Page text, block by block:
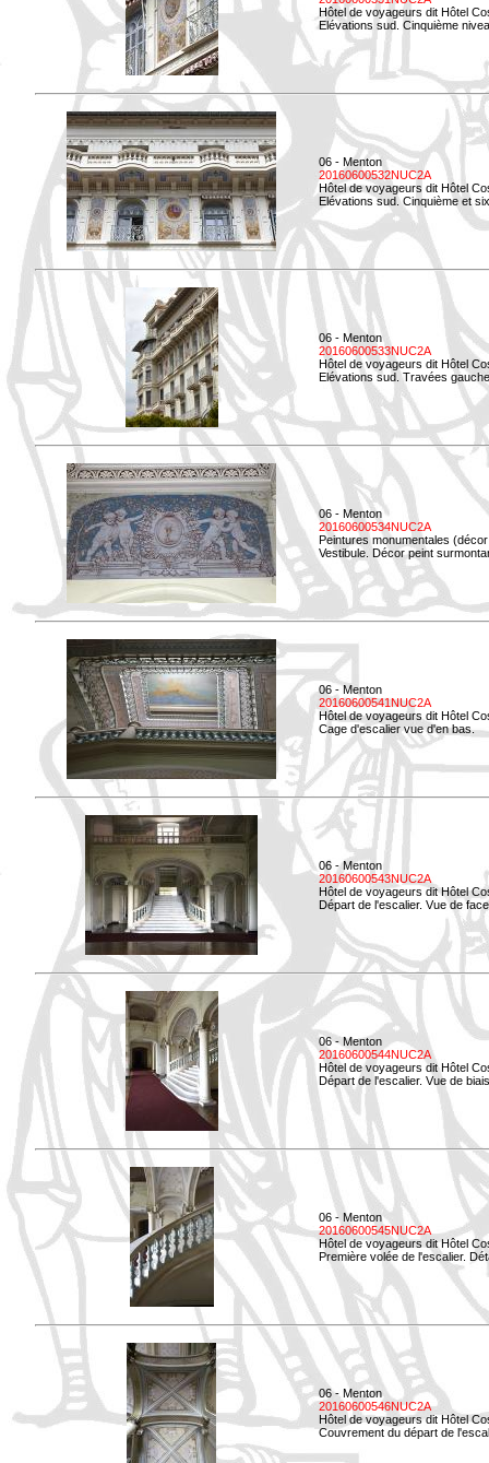
Hôtel de voyageurs dit Hôtel
Elévations sud. Cinquième
06 - Menton
20160600532NUC2A
Hôtel de voyageurs dit Hôtel
Elévations sud. Cinquième et
06 - Menton
20160600533NUC2A
Hôtel de voyageurs dit Hôtel
Elévations sud. Travées
06 - Menton
20160600534NUC2A
Peintures monumentales
Vestibule. Décor peint
06 - Menton
20160600541NUC2A
Hôtel de voyageurs dit Hôtel
Cage d'escalier vue d'en bas.
06 - Menton
20160600543NUC2A
Hôtel de voyageurs dit Hôtel
Départ de l'escalier. Vue de
06 - Menton
20160600544NUC2A
Hôtel de voyageurs dit Hôtel
Départ de l'escalier. Vue de
06 - Menton
20160600545NUC2A
Hôtel de voyageurs dit Hôtel
Première volée de l'escalier.
06 - Menton
20160600546NUC2A
Hôtel de voyageurs dit Hôtel
Couvrement du départ de